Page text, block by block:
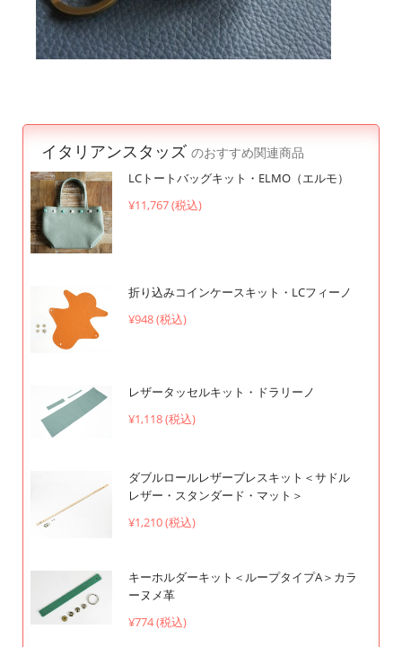
イタリアンスタッズ のおすすめ関連商品
LCトートバッグキット・ELMO（エルモ）
¥11,767 (税込)
折り込みコインケースキット・LCフィーノ
¥948 (税込)
レザータッセルキット・ドラリーノ
¥1,118 (税込)
ダブルロールレザーブレスキット＜サドル
レザー・スタンダード・マット＞
¥1,210 (税込)
キーホルダーキット＜ループタイプA＞カラ
ーヌメ革
¥774 (税込)